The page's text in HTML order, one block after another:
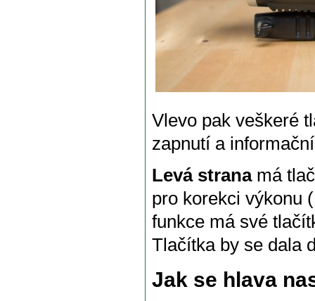
Vlevo pak veškeré
zapnutí a
Levá stranamá
pro korekci výkonu
funkce má své
Tlačítka by se dala
Jak se hlava